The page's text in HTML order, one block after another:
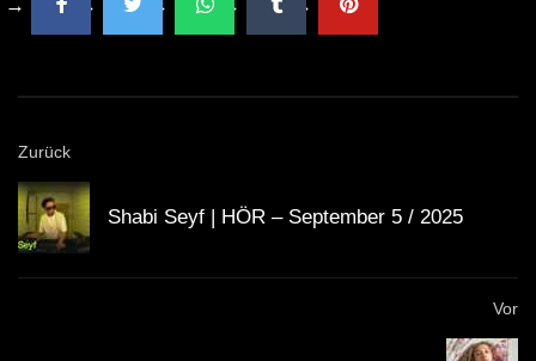
Die Atmosphäre war electric und voller Energie,
frühen Morgenstunden tanzte.
Gab es besondere Visuals während des
Ja, es wurden beeindruckende Licht- und
Zurück
Shabi Seyf | HÖR – September 5 / 2025
Vor